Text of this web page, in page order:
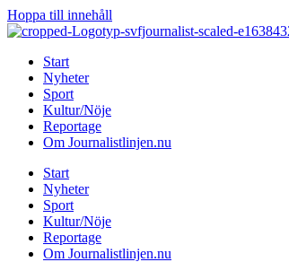
Hoppa till innehåll
Start
Nyheter
Sport
Kultur/Nöje
Reportage
Om Journalistlinjen.nu
Start
Nyheter
Sport
Kultur/Nöje
Reportage
Om Journalistlinjen.nu